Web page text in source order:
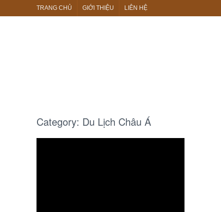
TRANG CHỦ GIỚI THIỆU LIÊN HỆ
Category: Du Lịch Châu Á